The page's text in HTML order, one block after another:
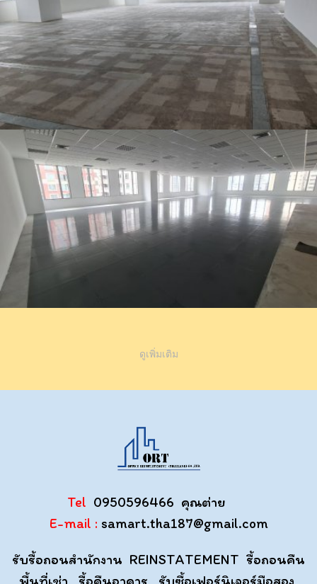
ดูเพิ่มเติม
Tel 0950596466 คุณต่าย
E-mail : samart.tha187@gmail.com
รับรื้อถอนสำนักงาน REINSTATEMENT รื้อถอนคืน
พื้นที่เช่า รื้อคืนอาคาร รับซื้อเฟอร์นิเจอร์มือสอง